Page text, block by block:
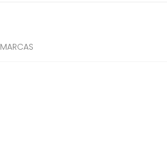
MARCAS